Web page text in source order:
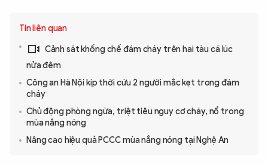
Tin liên quan
Cảnh sát khống chế đám cháy trên hai tàu cá lúc
nửa đêm
Công an Hà Nội kịp thời cứu 2 người mắc kẹt trong đám
cháy
Chủ động phòng ngừa, triệt tiêu nguy cơ cháy, nổ trong
mùa nắng nóng
Nâng cao hiệu quả PCCC mùa nắng nóng tại Nghệ An